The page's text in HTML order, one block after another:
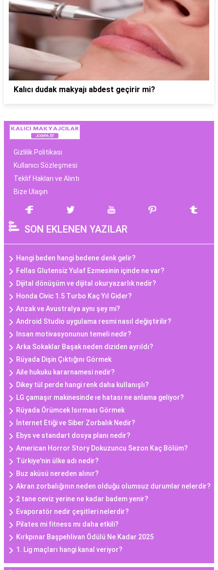
Kalıcı dudak makyajı abdest geçirir mi?
Gizlilik Politikası
Kullanıcı Sözleşmesi
Teklif Hakları ve Alıntı
Bize Ulaşın
SON EKLENEN YAZILAR
Hangi beden hangi bedene denk gelir?
Fellas Glutensiz Yulaf Ezmesinin içinde ne var?
Dijital dönüşüm ve dijital okuryazarlık nedir?
Honda Civic 1.5 Turbo Kaç Yıl Gider?
Anzak ve Avustralya aynı şey mi?
Android Studio uygulama resmi nasıl değiştirilir?
Insan motivasyonunun temeli nedir?
Arka Sokaklar Başak neden diziden ayrıldı?
Rüyada Dişin Çıktığını Görmek
Aile hukuku kararnamesi nedir?
Dikey tül perde hangi renk daha kullanışlı?
LG çamaşır makinesinde ıe hatası ne anlama geliyor?
Rüyada Örümcek Isırması Görmek
İnternet Etiği ve Siber Zorbalık Nedir?
Ebys ve standart dosya planı nedir?
American Horror Story Dokuzuncu Sezon Kaç Bölüm?
Türkiye'nin ülke adı nedir?
Buz aküsü nereden alınır?
Akran zorbalığının neden olduğu olumsuz durumlar nelerdir?
2 tane ceviz yerine ne kadar badem yenir?
Evaporatör nedir çeşitleri nelerdir?
Pilates mi fitness mı daha etkili?
Kırkpınar Başpehlivan Ödülü Ne Kadar 2025
1. Lig maçları hangi kanal veriyor?